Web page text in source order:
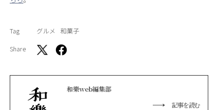
Tag グルメ
和菓子
Share
和樂web編集部
記事を読む